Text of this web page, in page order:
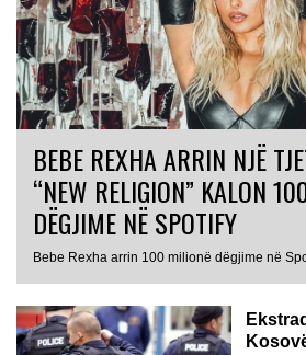
BEBE REXHA ARRIN NJË
“NEW RELIGION” KALON
DËGJIME NË SPOTIFY
Bebe Rexha arrin 100 milionë dëgjime në